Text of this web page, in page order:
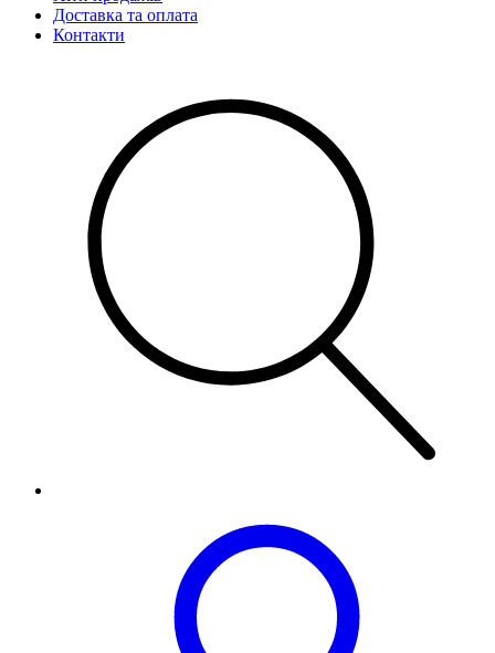
Доставка та оплата
Контакти